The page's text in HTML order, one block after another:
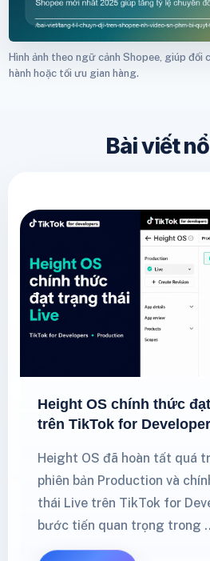
Hình ảnh theo ngữ cảnh Shopee, giúp đối
hành hoặc tối ưu gian hàng.
Bài viết
Height OS chính thức
trên TikTok for
Height OS đã hoàn tất quá
phiên bản Production và
thái Live trên TikTok for
bước tiến quan trọng trong